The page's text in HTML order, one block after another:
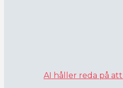
AI håller reda på